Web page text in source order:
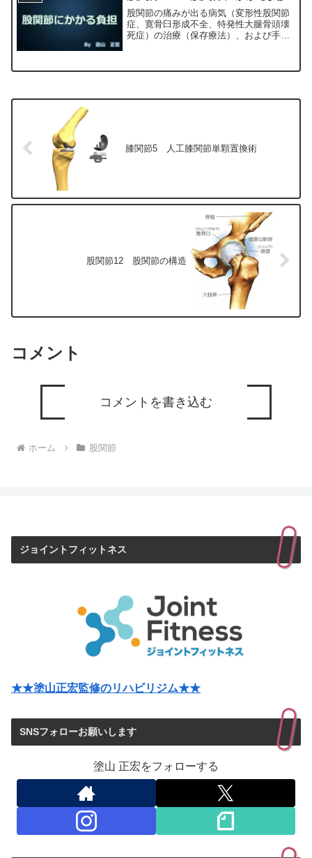
股関節の痛みが出る病気（変形性股関節
症、寛骨臼形成不全、特発性大腿骨頭壊
死症）の治療（保存療法）、および手術
科専門医（人工関節手術を専門）の塗山
膝関節5 人工膝関節単顆置換術
股関節12 股関節の構造
コメント
コメントを書き込む
ホーム 股関節
ジョイントフィットネス
★★塗山正宏監修のリハビリジム★★
SNSフォローお願いします
塗山 正宏をフォローする